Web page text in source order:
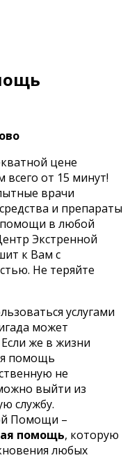
цене
от 15 минут!
врачи
и препараты
помощи в любой
Экстренной
к Вам с
Не теряйте
услугами
может
же в жизни
помощь
не
выйти из
службу.
Помощи –
помощь, которую
любых